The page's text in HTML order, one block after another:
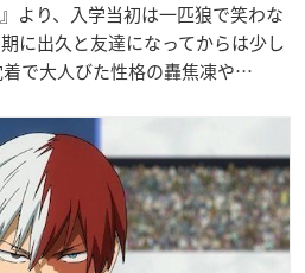
より、入学当初は一匹狼で笑わな
に出久と友達になってからは少し
で大人びた性格の轟焦凍や…